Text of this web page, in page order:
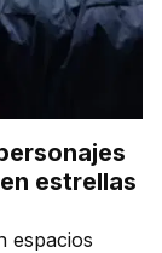
estrellas
espacios